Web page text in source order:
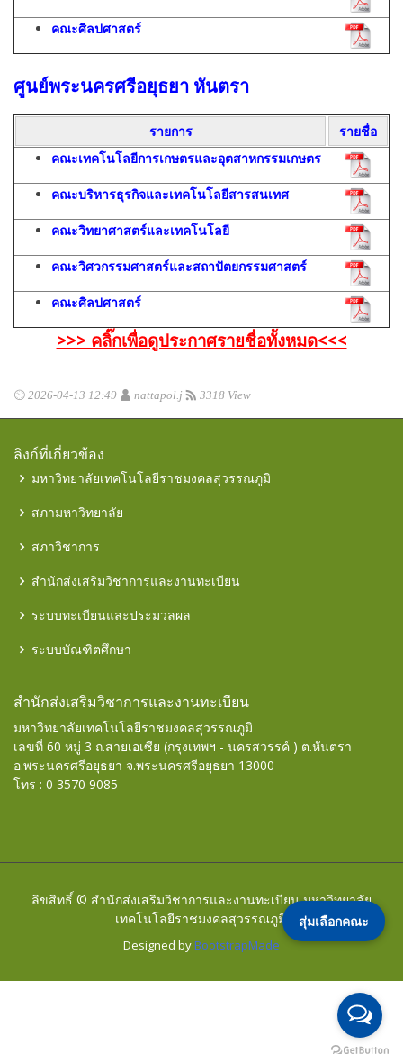
คณะศิลปศาสตร์
ศูนย์พระนครศรีอยุธยา หันตรา
รายการ
รายชื่อ
คณะเทคโนโลยีการเกษตรและอุตสาหกรรมเกษตร
คณะบริหารธุรกิจและเทคโนโลยีสารสนเทศ
คณะวิทยาศาสตร์และเทคโนโลยี
คณะวิศวกรรมศาสตร์และสถาปัตยกรรมศาสตร์
คณะศิลปศาสตร์
>>> คลิ๊กเพื่อดูประกาศรายชื่อทั้งหมด<<<
2026-04-13 12:49 nattapol.j 3318 View
ลิงก์ที่เกี่ยวข้อง
มหาวิทยาลัยเทคโนโลยีราชมงคลสุวรรณภูมิ
สภามหาวิทยาลัย
สภาวิชาการ
สำนักส่งเสริมวิชาการและงานทะเบียน
ระบบทะเบียนและประมวลผล
ระบบบัณฑิตศึกษา
สำนักส่งเสริมวิชาการและงานทะเบียน
มหาวิทยาลัยเทคโนโลยีราชมงคลสุวรรณภูมิ
เลขที่ 60 หมู่ 3 ถ.สายเอเซีย (กรุงเทพฯ - นครสวรรค์ ) ต.หันตรา
อ.พระนครศรีอยุธยา จ.พระนครศรีอยุธยา 13000
โทร : 0 3570 9085
ลิขสิทธิ์ © สำนักส่งเสริมวิชาการและงานทะเบียน มหาวิทยาลัย
เทคโนโลยีราชมงคลสุวรรณภูมิ.
Designed byBootstrapMade
สุ่มเลือกคณะ